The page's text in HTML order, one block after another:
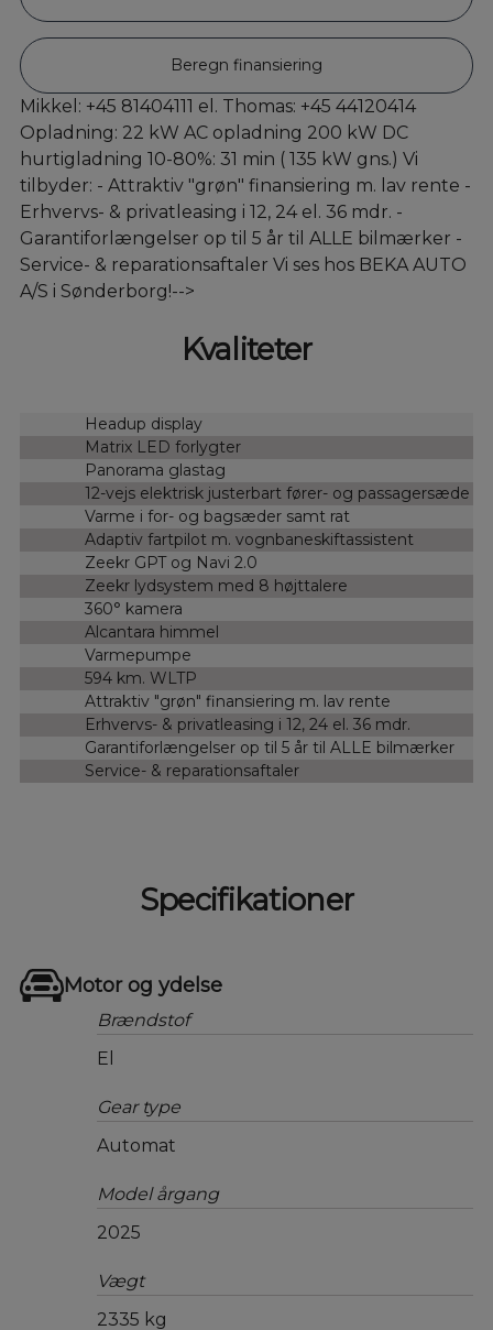
Beregn finansiering
Mikkel: +45 81404111 el. Thomas: +45 44120414
Opladning: 22 kW AC opladning 200 kW DC
hurtigladning 10-80%: 31 min ( 135 kW gns.) Vi
tilbyder: - Attraktiv "grøn" finansiering m. lav rente -
Erhvervs- & privatleasing i 12, 24 el. 36 mdr. -
Garantiforlængelser op til 5 år til ALLE bilmærker -
Service- & reparationsaftaler Vi ses hos BEKA AUTO
A/S i Sønderborg!-->
Kvaliteter
Headup display
Matrix LED forlygter
Panorama glastag
12-vejs elektrisk justerbart fører- og passagersæde
Varme i for- og bagsæder samt rat
Adaptiv fartpilot m. vognbaneskiftassistent
Zeekr GPT og Navi 2.0
Zeekr lydsystem med 8 højttalere
360° kamera
Alcantara himmel
Varmepumpe
594 km. WLTP
Attraktiv "grøn" finansiering m. lav rente
Erhvervs- & privatleasing i 12, 24 el. 36 mdr.
Garantiforlængelser op til 5 år til ALLE bilmærker
Service- & reparationsaftaler
Specifikationer
Motor og ydelse
Brændstof
El
Gear type
Automat
Model årgang
2025
Vægt
2335 kg